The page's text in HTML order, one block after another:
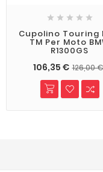
    
Cupolino Touring
TM Per Moto
R1300GS
106,35 € 126,00 €